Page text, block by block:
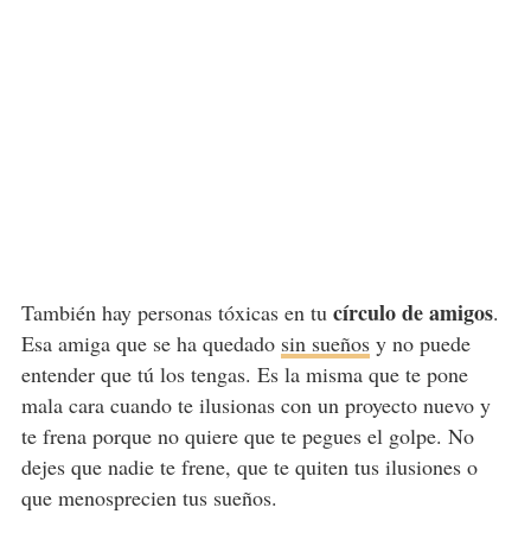
También hay personas tóxicas en tu círculo de amigos.
Esa amiga que se ha quedado sin sueñosy no puede
entender que tú los tengas. Es la misma que te pone
mala cara cuando te ilusionas con un proyecto nuevo y
te frena porque no quiere que te pegues el golpe. No
dejes que nadie te frene, que te quiten tus ilusiones o
que menosprecien tus sueños.